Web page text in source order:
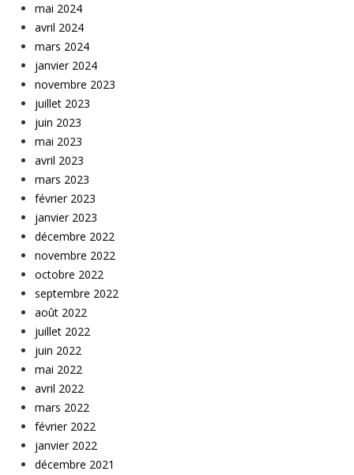
mai 2024
avril 2024
mars 2024
janvier 2024
novembre 2023
juillet 2023
juin 2023
mai 2023
avril 2023
mars 2023
février 2023
janvier 2023
décembre 2022
novembre 2022
octobre 2022
septembre 2022
août 2022
juillet 2022
juin 2022
mai 2022
avril 2022
mars 2022
février 2022
janvier 2022
décembre 2021